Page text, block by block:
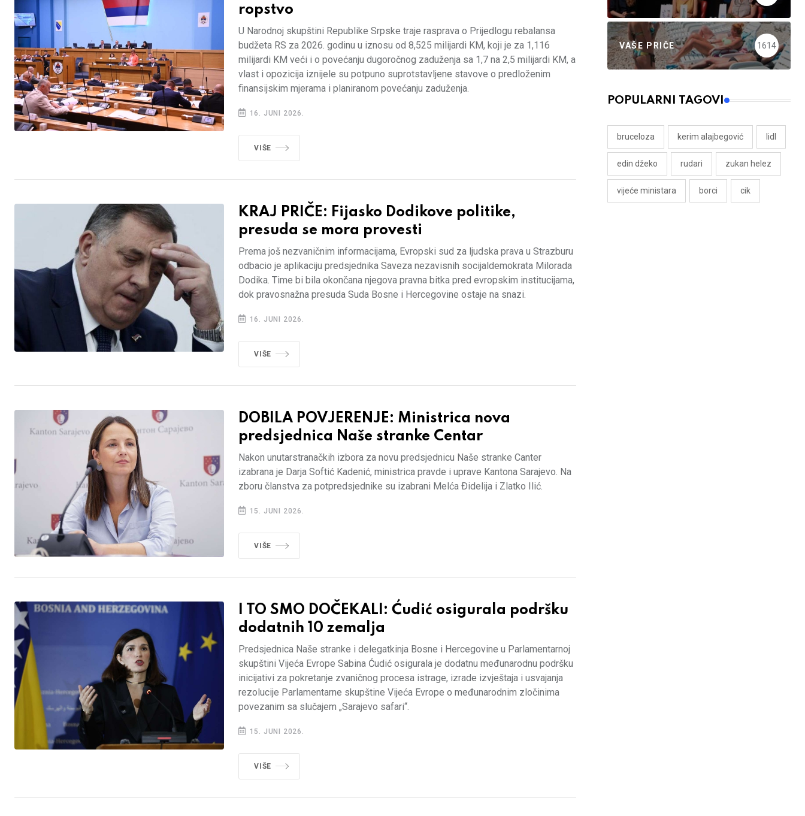
ropstvo
U Narodnoj skupštini Republike Srpske traje rasprava o Prijedlogu rebalansa
budžeta RS za 2026. godinu u iznosu od 8,525 milijardi KM, koji je za 1,116
milijardi KM veći i o povećanju dugoročnog zaduženja sa 1,7 na 2,5 milijardi KM, a
vlast i opozicija iznijele su potpuno suprotstavljene stavove o predloženim
finansijskim mjerama i planiranom povećanju zaduženja.
16. JUNI 2026.
VIŠE
KRAJ PRIČE: Fijasko Dodikove politike,
presuda se mora provesti
Prema još nezvaničnim informacijama, Evropski sud za ljudska prava u Strazburu
odbacio je aplikaciju predsjednika Saveza nezavisnih socijaldemokrata Milorada
Dodika. Time bi bila okončana njegova pravna bitka pred evropskim institucijama,
dok pravosnažna presuda Suda Bosne i Hercegovine ostaje na snazi.
16. JUNI 2026.
VIŠE
DOBILA POVJERENJE: Ministrica nova
predsjednica Naše stranke Centar
Nakon unutarstranačkih izbora za novu predsjednicu Naše stranke Canter
izabrana je Darja Softić Kadenić, ministrica pravde i uprave Kantona Sarajevo. Na
zboru članstva za potpredsjednike su izabrani Melća Ðidelija i Zlatko Ilić.
15. JUNI 2026.
VIŠE
I TO SMO DOČEKALI: Ćudić osigurala podršku
dodatnih 10 zemalja
Predsjednica Naše stranke i delegatkinja Bosne i Hercegovine u Parlamentarnoj
skupštini Vijeća Evrope Sabina Ćudić osigurala je dodatnu međunarodnu podršku
inicijativi za pokretanje zvaničnog procesa istrage, izrade izvještaja i usvajanja
rezolucije Parlamentarne skupštine Vijeća Evrope o međunarodnim zločinima
povezanim sa slučajem „Sarajevo safari“.
15. JUNI 2026.
VIŠE
VAŠE PRIČE 1614
POPULARNI TAGOVI
bruceloza kerim alajbegović lidl
edin džeko rudari zukan helez
vijeće ministara borci cik